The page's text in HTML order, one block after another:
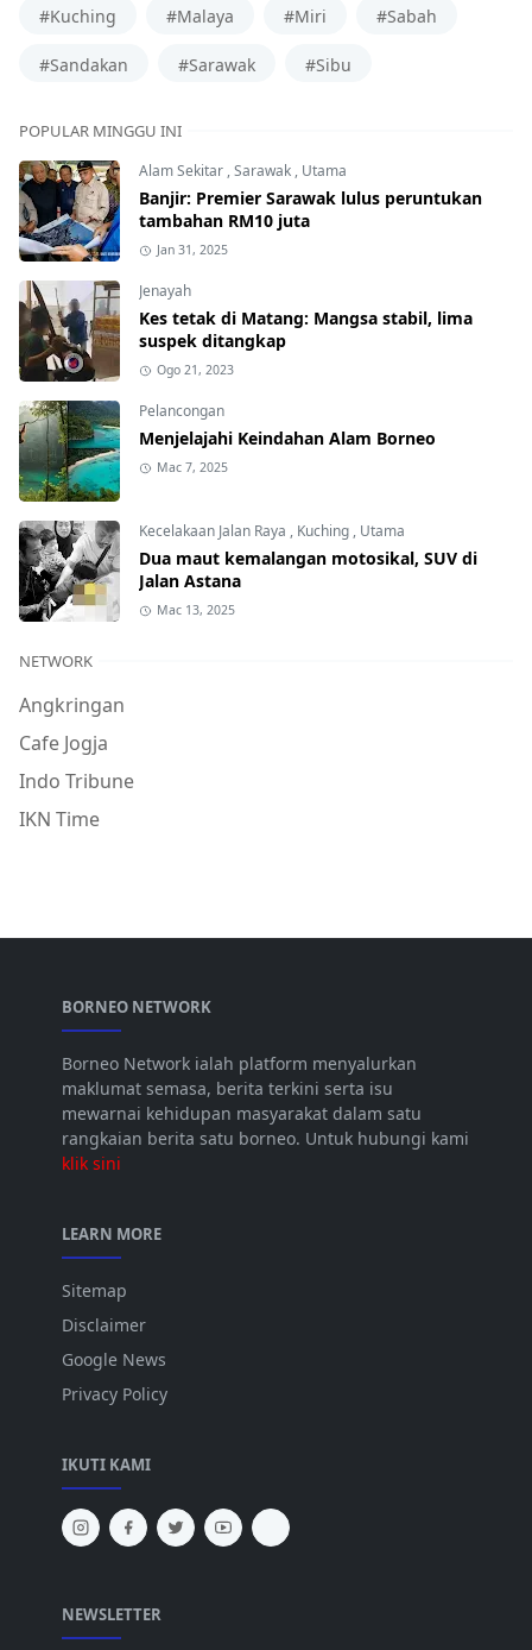
#Kuching #Malaya #Miri #Sabah
#Sandakan #Sarawak #Sibu
POPULAR MINGGU INI
Alam Sekitar,Sarawak, Utama
Banjir: Premier Sarawak lulus peruntukan
tambahan RM10 juta
Jan 31, 2025
Jenayah
Kes tetak di Matang: Mangsa stabil, lima
suspek ditangkap
Ogo 21, 2023
Pelancongan
Menjelajahi Keindahan Alam Borneo
Mac 7, 2025
Kecelakaan Jalan Raya , Kuching, Utama
Dua maut kemalangan motosikal, SUV di
Jalan Astana
Mac 13, 2025
NETWORK
Angkringan
Cafe Jogja
Indo Tribune
IKN Time
BORNEO NETWORK
Borneo Network ialah platform menyalurkan
maklumat semasa, berita terkini serta isu
mewarnai kehidupan masyarakat dalam satu
rangkaian berita satu borneo. Untuk hubungi kami
klik sini
LEARN MORE
Sitemap
Disclaimer
Google News
Privacy Policy
IKUTI KAMI
NEWSLETTER